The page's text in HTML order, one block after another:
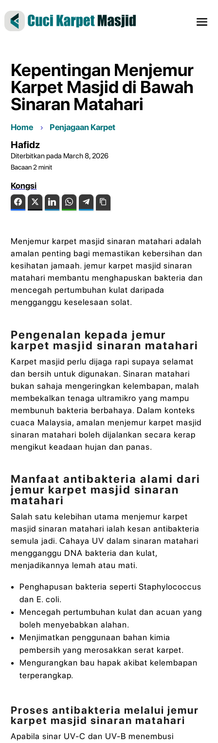
Kepentingan Menjemur
Karpet Masjid di Bawah
Sinaran Matahari
Home Penjagaan Karpet
Hafidz
Diterbitkan pada March 8, 2026
Bacaan 2 minit
Kongsi
FacebookTwitter LinkedIn WhatsAppTelegram
Menjemur karpet masjid sinaran matahari adalah
amalan penting bagi memastikan kebersihan dan
kesihatan jamaah. jemur karpet masjid sinaran
matahari membantu menghapuskan bakteria dan
mencegah pertumbuhan kulat daripada
mengganggu keselesaan solat.
Pengenalan kepada jemur
karpet masjid sinaran matahari
Karpet masjid perlu dijaga rapi supaya selamat
dan bersih untuk digunakan. Sinaran matahari
bukan sahaja mengeringkan kelembapan, malah
membekalkan tenaga ultramikro yang mampu
membunuh bakteria berbahaya. Dalam konteks
cuaca Malaysia, amalan menjemur karpet masjid
sinaran matahari boleh dijalankan secara kerap
mengikut keadaan hujan dan panas.
Manfaat antibakteria alami dari
jemur karpet masjid sinaran
matahari
Salah satu kelebihan utama menjemur karpet
masjid sinaran matahari ialah kesan antibakteria
semula jadi. Cahaya UV dalam sinaran matahari
mengganggu DNA bakteria dan kulat,
menjadikannya lemah atau mati.
Penghapusan bakteria seperti Staphylococcus
dan E. coli.
Mencegah pertumbuhan kulat dan acuan yang
boleh menyebabkan alahan.
Menjimatkan penggunaan bahan kimia
pembersih yang merosakkan serat karpet.
Mengurangkan bau hapak akibat kelembapan
terperangkap.
Proses antibakteria melalui jemur
karpet masjid sinaran matahari
Apabila sinar UV-C dan UV-B menembusi